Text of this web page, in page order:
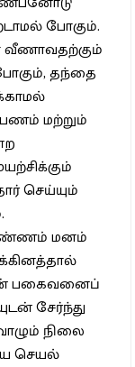
போகும்.
வீணாவதற்கும்
தந்தை
மற்றும்
செய்யும்
மனம்
பகைவனைப்
சேர்ந்து
நிலை
செயல்